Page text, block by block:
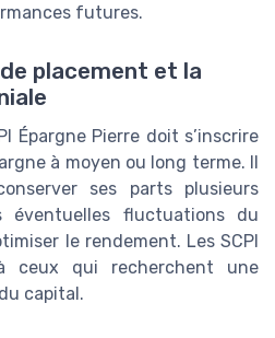
futures.
placement et la
Épargne Pierre doit s’inscrire
à moyen ou long terme. Il
ses parts plusieurs
éventuelles fluctuations du
le rendement. Les SCPI
ceux qui recherchent une
capital.